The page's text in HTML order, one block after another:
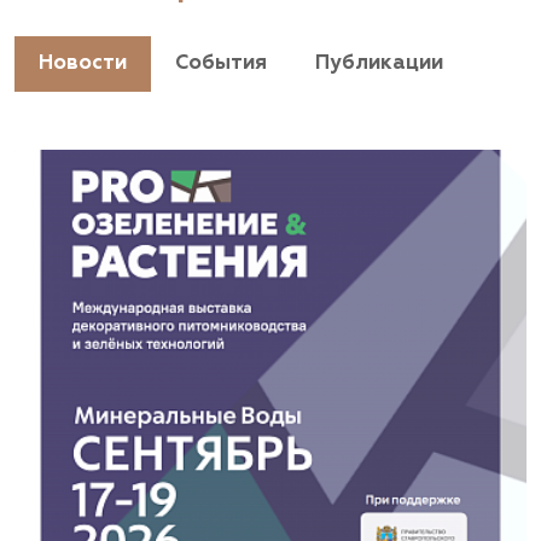
Владимирская область, Киржачский район, пос.
Знаменское
(929) 992-7100
Московская область, Каширский р-н, дер.
Барабаново
(929) 992-7100
pitomnik-kashira.ru
Новости События Публикации